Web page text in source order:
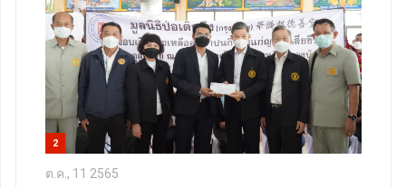
2
ต.ค., 11 2565